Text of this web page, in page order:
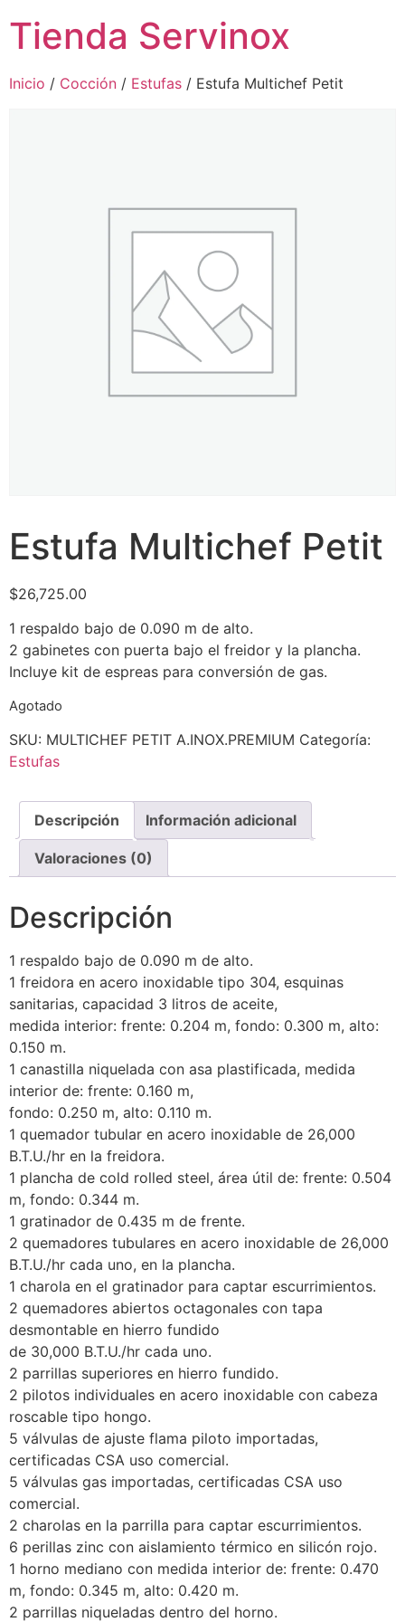
Tienda Servinox
Inicio / Cocción / Estufas / Estufa Multichef Petit
Estufa Multichef Petit
$26,725.00
1 respaldo bajo de 0.090 m de alto.
2 gabinetes con puerta bajo el freidor y la plancha.
Incluye kit de espreas para conversión de gas.
Agotado
SKU: MULTICHEF PETIT A.INOX.PREMIUM Categoría:
Estufas
Descripción Información adicional
Valoraciones (0)
Descripción
1 respaldo bajo de 0.090 m de alto.
1 freidora en acero inoxidable tipo 304, esquinas
sanitarias, capacidad 3 litros de aceite,
medida interior: frente: 0.204 m, fondo: 0.300 m, alto:
0.150 m.
1 canastilla niquelada con asa plastificada, medida
interior de: frente: 0.160 m,
fondo: 0.250 m, alto: 0.110 m.
1 quemador tubular en acero inoxidable de 26,000
B.T.U./hr en la freidora.
1 plancha de cold rolled steel, área útil de: frente: 0.504
m, fondo: 0.344 m.
1 gratinador de 0.435 m de frente.
2 quemadores tubulares en acero inoxidable de 26,000
B.T.U./hr cada uno, en la plancha.
1 charola en el gratinador para captar escurrimientos.
2 quemadores abiertos octagonales con tapa
desmontable en hierro fundido
de 30,000 B.T.U./hr cada uno.
2 parrillas superiores en hierro fundido.
2 pilotos individuales en acero inoxidable con cabeza
roscable tipo hongo.
5 válvulas de ajuste flama piloto importadas,
certificadas CSA uso comercial.
5 válvulas gas importadas, certificadas CSA uso
comercial.
2 charolas en la parrilla para captar escurrimientos.
6 perillas zinc con aislamiento térmico en silicón rojo.
1 horno mediano con medida interior de: frente: 0.470
m, fondo: 0.345 m, alto: 0.420 m.
2 parrillas niqueladas dentro del horno.